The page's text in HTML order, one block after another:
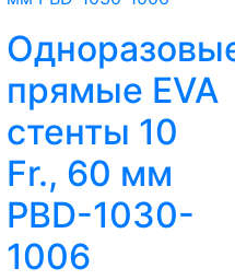
прямые EVA
стенты 10
Fr., 60 мм
PBD-1030-
1006